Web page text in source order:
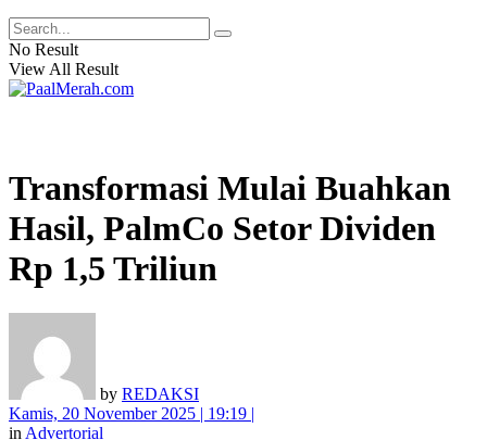
No Result
View All Result
Transformasi Mulai Buahkan
Hasil, PalmCo Setor Dividen
Rp 1,5 Triliun
by REDAKSI
Kamis, 20 November 2025 | 19:19 |
in Advertorial